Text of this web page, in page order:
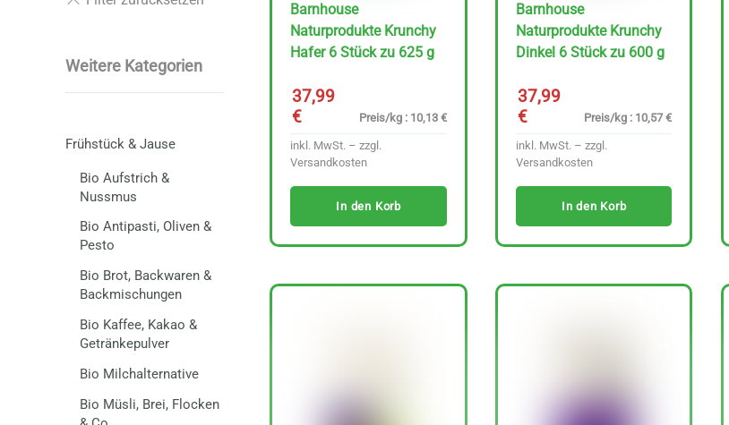
Weitere Kategorien
Frühstück & Jause
Bio Aufstrich &
Nussmus
Bio Antipasti, Oliven &
Pesto
Bio Brot, Backwaren &
Backmischungen
Bio Kaffee, Kakao &
Getränkepulver
Bio Milchalternative
Bio Müsli, Brei, Flocken
Barnhouse
Naturprodukte Krunchy
Hafer 6 Stück zu 625 g
37,99
€
Preis/kg : 10,13 €
inkl. MwSt. – zzgl.
Versandkosten
In den Korb
Barnhouse
Naturprodukte Krunchy
Dinkel 6 Stück zu 600 g
37,99
€
Preis/kg : 10,57 €
inkl. MwSt. – zzgl.
Versandkosten
In den Korb